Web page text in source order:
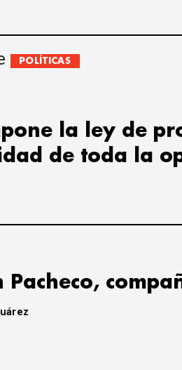
POLÍTICAS
la ley de
de toda la
Pacheco,